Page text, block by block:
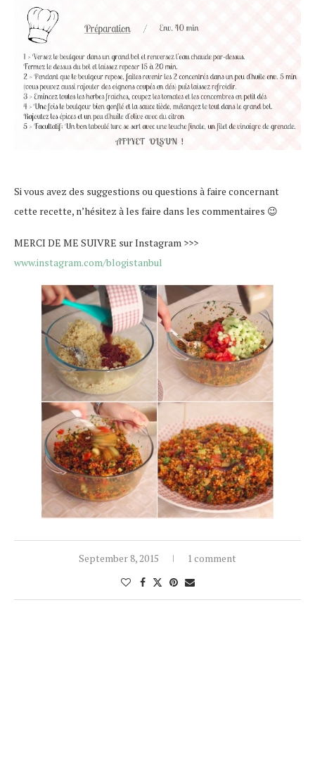
Si vous avez des suggestions ou questions à faire concernant
cette recette, n’hésitez à les faire dans les commentaires 😉
MERCI DE ME SUIVRE sur Instagram >>>
www.instagram.com/blogistanbul
September 8, 2015 1 comment